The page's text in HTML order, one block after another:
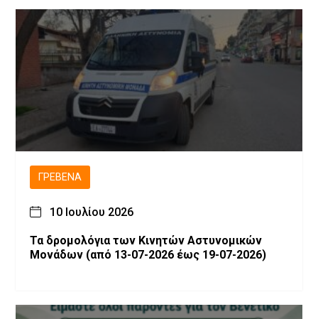
ΓΡΕΒΕΝΆ
10 Ιουλίου 2026
Τα δρομολόγια των Κινητών Αστυνομικών
Μονάδων (από 13-07-2026 έως 19-07-2026)